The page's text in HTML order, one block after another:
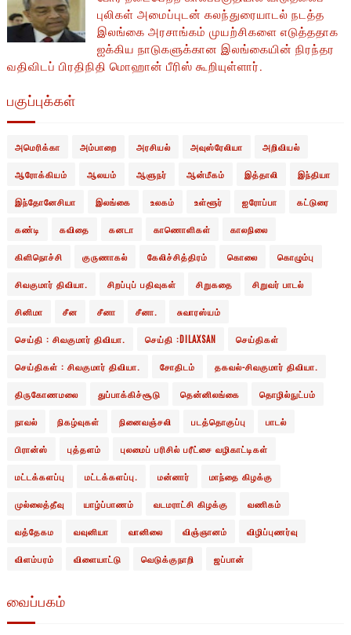
புலிகள் அமைப்புடன் கலந்துரையாடல் நடத்த
இலங்கை அரசாங்கம் முயற்சிகளை எடுத்ததாக
ஐக்கிய நாடுகளுக்கான இலங்கையின் நிரந்தர
வதிவிடப் பிரதிநிதி மொஹான் பீரிஸ் கூறியுள்ளார்.
பகுப்புக்கள்
அமெரிக்கா அம்பாறை அரசியல் அவுஸ்ரேலியா அறிவியல்
ஆரோக்கியம் ஆலயம் ஆளுநர் ஆன்மீகம் இத்தாலி இந்தியா
இந்தோனேசியா இலங்கை உலகம் உள்ளூர் ஐரோப்பா கட்டுரை
கண்டி கவிதை கனடா காணொளிகள் காலநிலை
கிளிநொச்சி குருணாகல் கேலிச்சித்திரம் கொலை கொழும்பு
சிவகுமார் திவியா. சிறப்புப் பதிவுகள் சிறுகதை சிறுவர் பாடல்
சினிமா சீன சீனா சீனா. சுவாரஸ்யம்
செய்தி : சிவகுமார் திவியா. செய்தி :DILAXSAN செய்திகள்
செய்திகள் : சிவகுமார் திவியா. சோதிடம் தகவல்-சிவகுமார் திவியா.
திருகோணமலை துப்பாக்கிச்சூடு தென்னிலங்கை தொழில்நுட்பம்
நாவல் நிகழ்வுகள் நினைவஞ்சலி படத்தொகுப்பு பாடல்
பிரான்ஸ் புத்தளம் புலமைப் பரிசில் பரீட்சை வழிகாட்டிகள்
மட்டக்களப்பு மட்டக்களப்பு. மன்னார் மாந்தை கிழக்கு
முல்லைத்தீவு யாழ்ப்பாணம் வடமராட்சி கிழக்கு வணிகம்
வத்தேகம வவுனியா வானிலை விஞ்ஞானம் விழிப்புணர்வு
விளம்பரம் விளையாட்டு வெடுக்குநாறி ஜப்பான்
வைப்பகம்